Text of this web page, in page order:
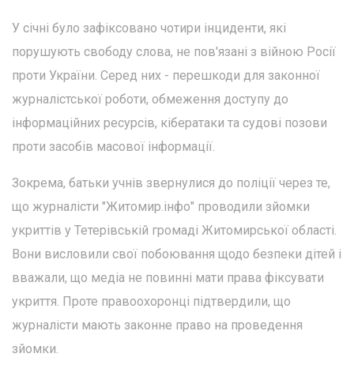
У січні було зафіксовано чотири інциденти, які
порушують свободу слова, не пов'язані з війною Росії
проти України. Серед них - перешкоди для законної
журналістської роботи, обмеження доступу до
інформаційних ресурсів, кібератаки та судові позови
проти засобів масової інформації.
Зокрема, батьки учнів звернулися до поліції через те,
що журналісти "Житомир.інфо" проводили зйомки
укриттів у Тетерівській громаді Житомирської області.
Вони висловили свої побоювання щодо безпеки дітей і
вважали, що медіа не повинні мати права фіксувати
укриття. Проте правоохоронці підтвердили, що
журналісти мають законне право на проведення
зйомки.